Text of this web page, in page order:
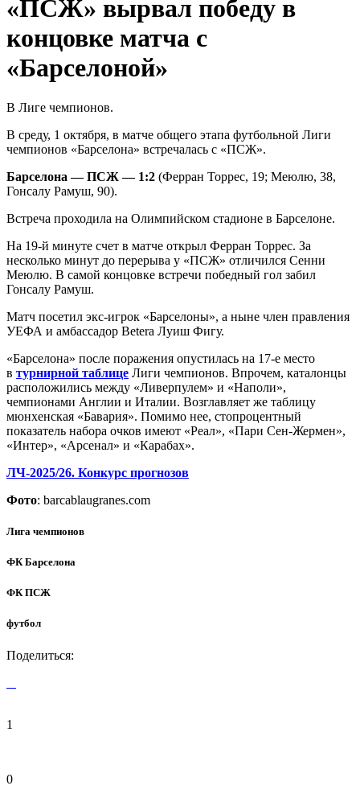
«ПСЖ» вырвал победу в
концовке матча с
«Барселоной»
В Лиге чемпионов.
В среду, 1 октября, в матче общего этапа футбольной Лиги
чемпионов «Барселона» встречалась с «ПСЖ».
Барселона — ПСЖ — 1:2 (Ферран Торрес, 19; Меюлю, 38,
Гонсалу Рамуш, 90).
Встреча проходила на Олимпийском стадионе в Барселоне.
На 19-й минуте счет в матче открыл Ферран Торрес. За
несколько минут до перерыва у «ПСЖ» отличился Сенни
Меюлю. В самой концовке встречи победный гол забил
Гонсалу Рамуш.
Матч посетил экс-игрок «Барселоны», а ныне член правления
УЕФА и амбассадор Betera Луиш Фигу.
«Барселона» после поражения опустилась на 17-е место
в турнирной таблице Лиги чемпионов. Впрочем, каталонцы
расположились между «Ливерпулем» и «Наполи»,
чемпионами Англии и Италии. Возглавляет же таблицу
мюнхенская «Бавария». Помимо нее, стопроцентный
показатель набора очков имеют «Реал», «Пари Сен-Жермен»,
«Интер», «Арсенал» и «Карабах».
ЛЧ-2025/26. Конкурс прогнозов
Фото: barcablaugranes.com
Лига чемпионов
ФК Барселона
ФК ПСЖ
футбол
Поделиться:
1
0